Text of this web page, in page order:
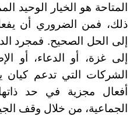
المتاحة هو الخيار الوحيد
ذلك، فمن الضروري أن
إلى الحل الصحيح. فمجرد
إلى غزة، أو الدعاء، أو
الشركات التي تدعم كيان
أفعال مجزية في حد
الجماعية، من خلال وقف